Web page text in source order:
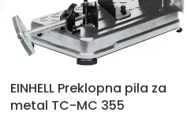
EINHELL Preklopna pila za
metal TC-MC 355